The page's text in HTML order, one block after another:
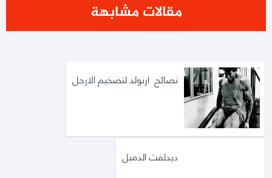
مقالات مشابهة
نصائح ارنولد لتضخيم الارجل
ديدلفت الدمبل